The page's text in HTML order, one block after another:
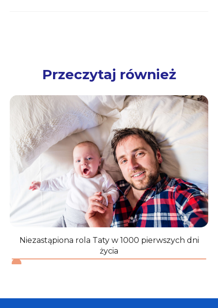
sedentary behavior in childhood: a systematic
review, Am J Prev Med. 2013 Jun;44(6):651-8.
Guidelines for Children Birth to Five Years. 2nd ed.
Reston, VA NASPE 2009.↩︎
American Academy of Pediatrics Council on
Communications, Media and Young Minds.
Pediatrics, 2016, 138.5.↩︎
American Academy of Pediatrics Council on
Communications, Media and Young Minds.
Pediatrics, 2016, 138.5.↩︎
Barr R. Memory constraints on infant learning from
picture books, television, and touchscreens. Child
DevPerspect. 2013;7(4):205–210↩︎
Przeczytaj również
Niezastąpiona rola Taty w 1000 pierwszych dni
życia